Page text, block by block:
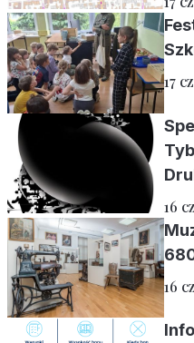
17
16
16